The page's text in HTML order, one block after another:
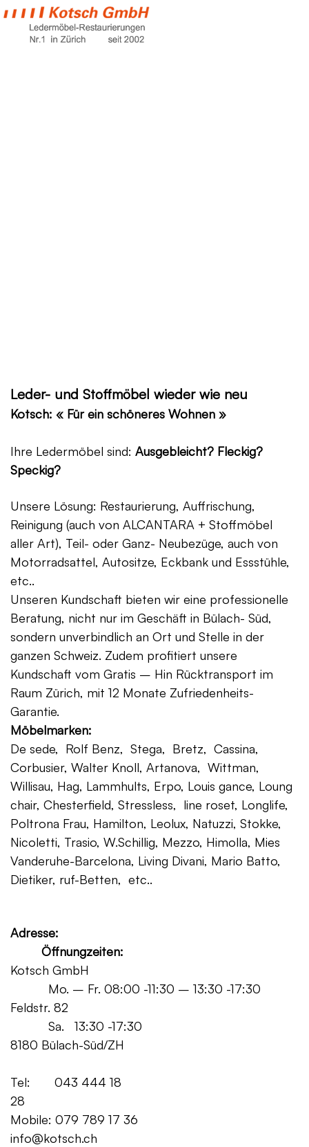
Leder- und Stoffmöbel wieder wie neu
Kotsch: « Für ein schöneres Wohnen »
Ihre Ledermöbel sind: Ausgebleicht? Fleckig?
Speckig?
Unsere Lösung: Restaurierung, Auffrischung,
Reinigung (auch von ALCANTARA + Stoffmöbel
aller Art), Teil- oder Ganz- Neubezüge, auch von
Motorradsattel, Autositze, Eckbank und Essstühle,
etc..
Unseren Kundschaft bieten wir eine professionelle
Beratung, nicht nur im Geschäft in Bülach- Süd,
sondern unverbindlich an Ort und Stelle in der
ganzen Schweiz. Zudem profitiert unsere
Kundschaft vom Gratis – Hin Rücktransport im
Raum Zürich, mit 12 Monate Zufriedenheits-
Garantie.
Möbelmarken:
De sede, Rolf Benz, Stega, Bretz, Cassina,
Corbusier, Walter Knoll, Artanova, Wittman,
Willisau, Hag, Lammhults, Erpo, Louis gance, Loung
chair, Chesterfield, Stressless, line roset, Longlife,
Poltrona Frau, Hamilton, Leolux, Natuzzi, Stokke,
Nicoletti, Trasio, W.Schillig, Mezzo, Himolla, Mies
Vanderuhe-Barcelona, Living Divani, Mario Batto,
Dietiker, ruf-Betten, etc..
Adresse:
Öffnungzeiten:
Kotsch GmbH
Mo. – Fr. 08:00 -11:30 – 13:30 -17:30
Feldstr. 82
Sa. 13:30 -17:30
8180 Bülach-Süd/ZH
Tel: 043 444 18
28
Mobile: 079 789 17 36
info@kotsch.ch